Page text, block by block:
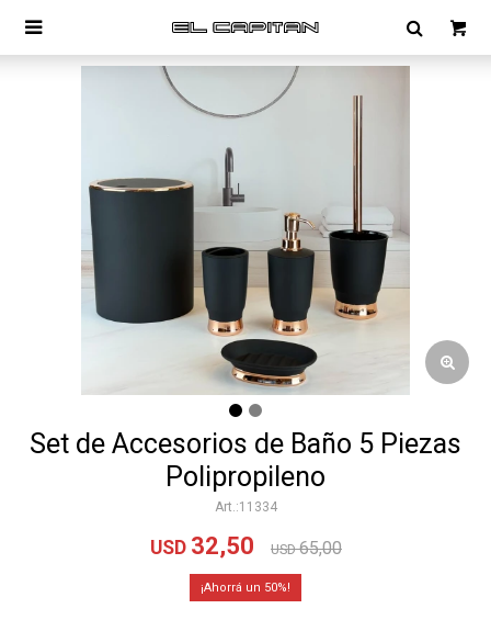

Set de Accesorios de Baño 5 Piezas
Polipropileno
11334
USD 32,50 USD 65,00
50